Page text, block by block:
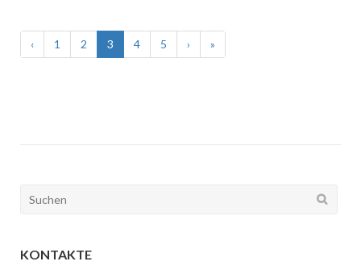
‹ 1 2 3 4 5 › »
Suchen
KONTAKTE